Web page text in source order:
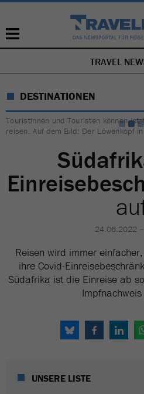
TRAVEL
DESTINATIONEN
Touristinnen und Touristen können
reisen. Auf dem Bild: Der Löwenkopf
24.06.2022
Reisen wird immer
ihre Covid-
Südafrika ist die Einreise ab
UNSERE LISTE